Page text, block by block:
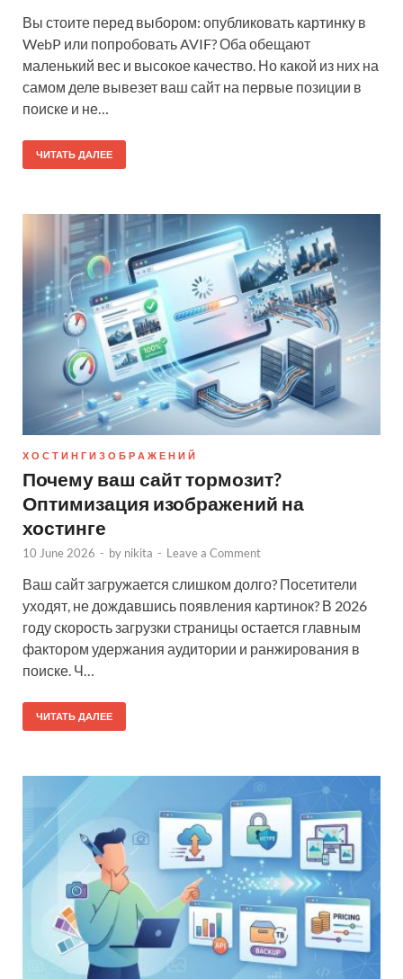
Вы стоите перед выбором: опубликовать картинку в
WebP или попробовать AVIF? Оба обещают
маленький вес и высокое качество. Но какой из них на
самом деле вывезет ваш сайт на первые позиции в
поиске и не…
ЧИТАТЬ ДАЛЕЕ
Х О С Т И Н Г И З О Б Р А Ж Е Н И Й
Почему ваш сайт тормозит?
Оптимизация изображений на
хостинге
10 June 2026 - by nikita - Leave a Comment
Ваш сайт загружается слишком долго? Посетители
уходят, не дождавшись появления картинок? В 2026
году скорость загрузки страницы остается главным
фактором удержания аудитории и ранжирования в
поиске. Ч…
ЧИТАТЬ ДАЛЕЕ